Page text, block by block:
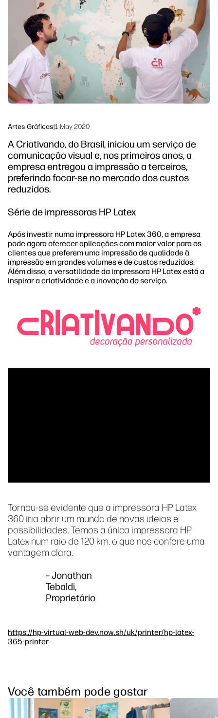
linkedInfacebook
twitter youtube
Soluções de processo de trabalho
Sustentabilidade
Artes Gráficas|1 May 2020
A Criativando, do Brasil, iniciou um serviço de
comunicação visual e, nos primeiros anos, a
empresa entregou a impressão a terceiros,
preferindo focar-se no mercado dos custos
reduzidos.
Série de impressoras HP Latex
Após investir numa impressora HP Latex 360, a empresa
pode agora oferecer aplicações com maior valor para os
clientes que preferem uma impressão de qualidade à
impressão em grandes volumes e de custos reduzidos.
Além disso, a versatilidade da impressora HP Latex está a
inspirar a criatividade e a inovação do serviço.
Tornou-se evidente que a impressora HP Latex
360 iria abrir um mundo de novas ideias e
possibilidades. Temos a única impressora HP
Latex num raio de 120 km, o que nos confere uma
vantagem clara.
– Jonathan
Tebaldi,
Proprietário
https://hp-virtual-web-dev.now.sh/uk/printer/hp-latex-
365-printer
Você também pode gostar